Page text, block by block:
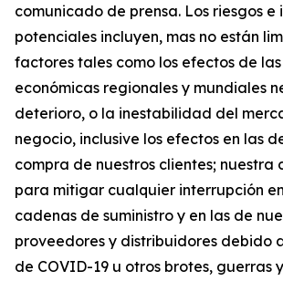
comunicado de prensa. Los riesgos e
potenciales incluyen, mas no están
factores tales como los efectos de
económicas regionales y mundiales
deterioro, o la inestabilidad del
negocio, inclusive los efectos en las
compra de nuestros clientes;
para mitigar cualquier interrupción
cadenas de suministro y en las de
proveedores y distribuidores debido
de COVID-19 u otros brotes, guerras